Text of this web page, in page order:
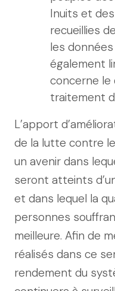
Inuits et
recueillies
les
également
concerne le
traitement
L’apport
de la lutte contre
un avenir dans
seront atteints
et dans lequel la
personnes
meilleure. Afin de
réalisés dans ce
rendement du